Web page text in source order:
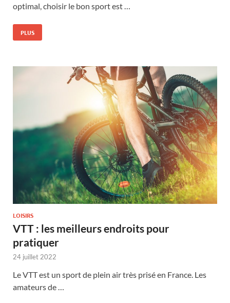
optimal, choisir le bon sport est …
PLUS
LOISIRS
VTT : les meilleurs endroits pour
pratiquer
24 juillet 2022
Le VTT est un sport de plein air très prisé en France. Les
amateurs de …